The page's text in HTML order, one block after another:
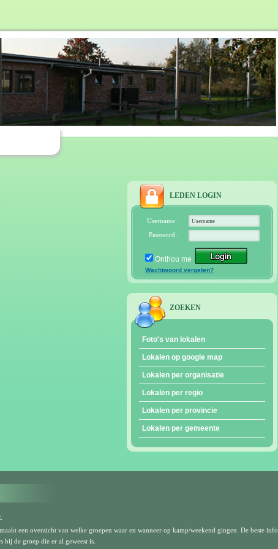
LEDEN LOGIN
Username :
Password :
Onthou me
Wachtwoord vergeten?
ZOEKEN
Foto's van lokalen
Lokalen op google map
Lokalen per organisatie
Lokalen per regio
Lokalen per provincie
Lokalen per gemeente
een overzicht van welke groepen waar en wanneer op kamp/weekend gingen. De beste info
bij de groep die er al geweest is.